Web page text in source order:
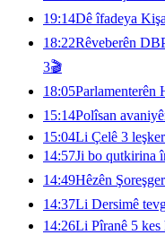
19:14Dê îfadeya
18:22Rêveberên
3🎬
18:05Parlamenterên
15:14Polîsan
15:04Li Çelê 3
14:57Ji bo qutkirina
14:49Hêzên
14:37Li Dersimê
14:26Li Pîranê 5